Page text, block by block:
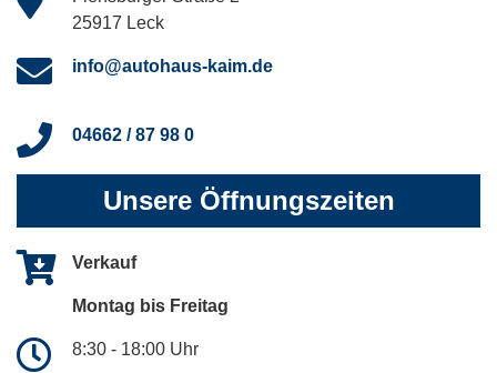
25917 Leck
info@autohaus-kaim.de
04662 / 87 98 0
Unsere Öffnungszeiten
Verkauf
Montag bis Freitag
8:30 - 18:00 Uhr